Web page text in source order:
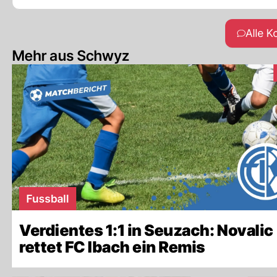
Alle
Mehr aus Schwyz
Fussball
Verdientes 1:1 in Seuzach: Novalic
rettet FC Ibach ein Remis